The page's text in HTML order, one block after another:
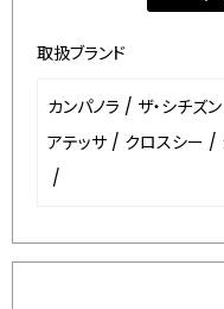
取扱ブランド
カンパノラ / ザ・シチズン
アテッサ / クロスシー /
/